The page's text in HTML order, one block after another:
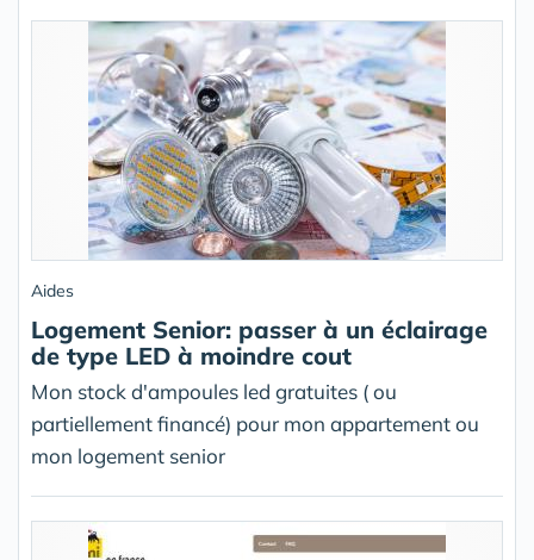
Aides
Logement Senior: passer à un éclairage
de type LED à moindre cout
Mon stock d'ampoules led gratuites ( ou
partiellement financé) pour mon appartement ou
mon logement senior